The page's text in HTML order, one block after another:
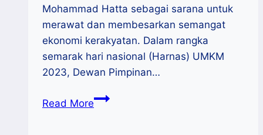
Mohammad Hatta sebagai sarana untuk
merawat dan membesarkan semangat
ekonomi kerakyatan. Dalam rangka
semarak hari nasional (Harnas) UMKM
2023, Dewan Pimpinan…
Read MoreSemarak